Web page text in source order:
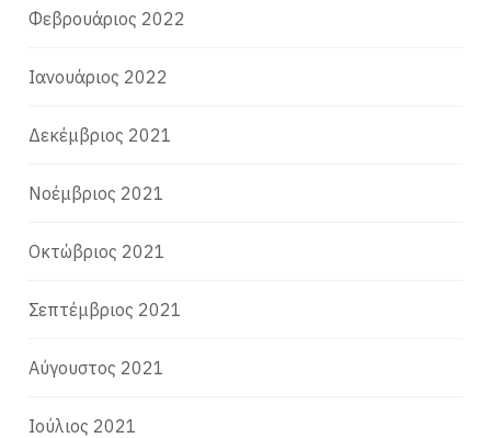
Φεβρουάριος 2022
Ιανουάριος 2022
Δεκέμβριος 2021
Νοέμβριος 2021
Οκτώβριος 2021
Σεπτέμβριος 2021
Αύγουστος 2021
Ιούλιος 2021